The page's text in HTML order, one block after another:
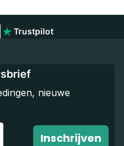
Trustpilot
nieuwe
Inschrijven